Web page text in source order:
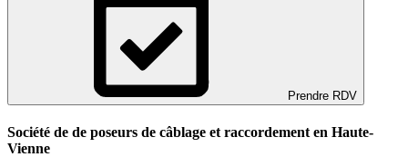
Prendre RDV
Société de de poseurs de câblage et raccordement en Haute-
Vienne